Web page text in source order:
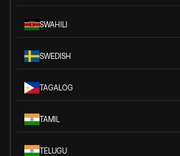
SWAHILI
SWEDISH
TAGALOG
TAMIL
TELUGU